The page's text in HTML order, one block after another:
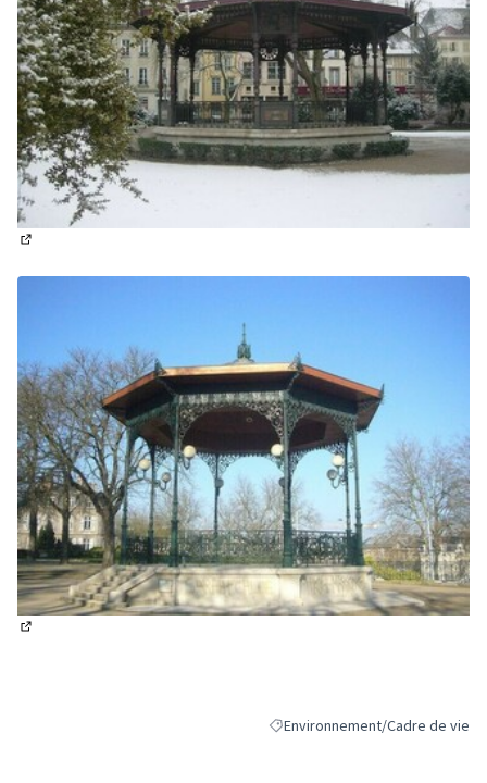
Filtrer les résultats de la
Environnement/Cadre de vie